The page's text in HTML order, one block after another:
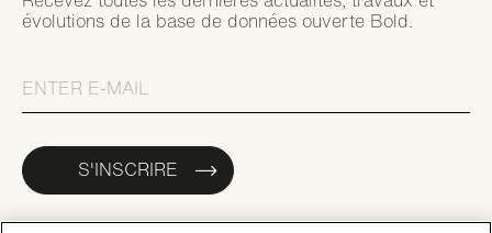
évolutions de la base de données ouverte Bold.
S'INSCRIRE